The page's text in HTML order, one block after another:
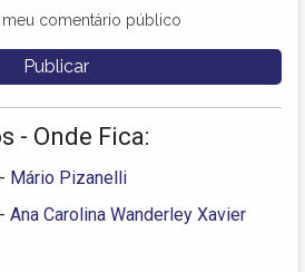
comentário público
- Onde Fica:
- Mário Pizanelli
- Ana Carolina Wanderley Xavier